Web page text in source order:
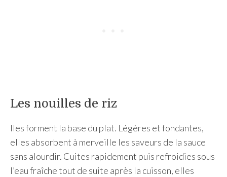
Les nouilles de riz
lles forment la base du plat. Légères et fondantes,
elles absorbent à merveille les saveurs de la sauce
sans alourdir. Cuites rapidement puis refroidies sous
l’eau fraîche tout de suite après la cuisson, elles